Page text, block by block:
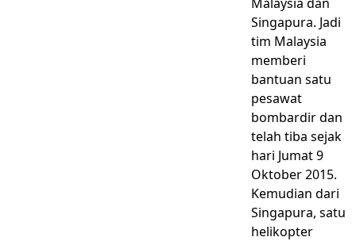
Singapura. Jadi
tim Malaysia
memberi
bantuan satu
pesawat
bombardir dan
telah tiba sejak
hari Jumat 9
Oktober 2015.
Kemudian dari
Singapura, satu
helikopter